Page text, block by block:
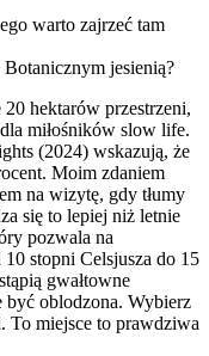
warto zajrzeć tam
jesienią?
hektarów przestrzeni,
miłośników slow life.
(2024) wskazują, że
Moim zdaniem
na wizytę, gdy tłumy
się to lepiej niż letnie
pozwala na
stopni Celsjusza do 15
gwałtowne
być oblodzona. Wybierz
To miejsce to prawdziwa